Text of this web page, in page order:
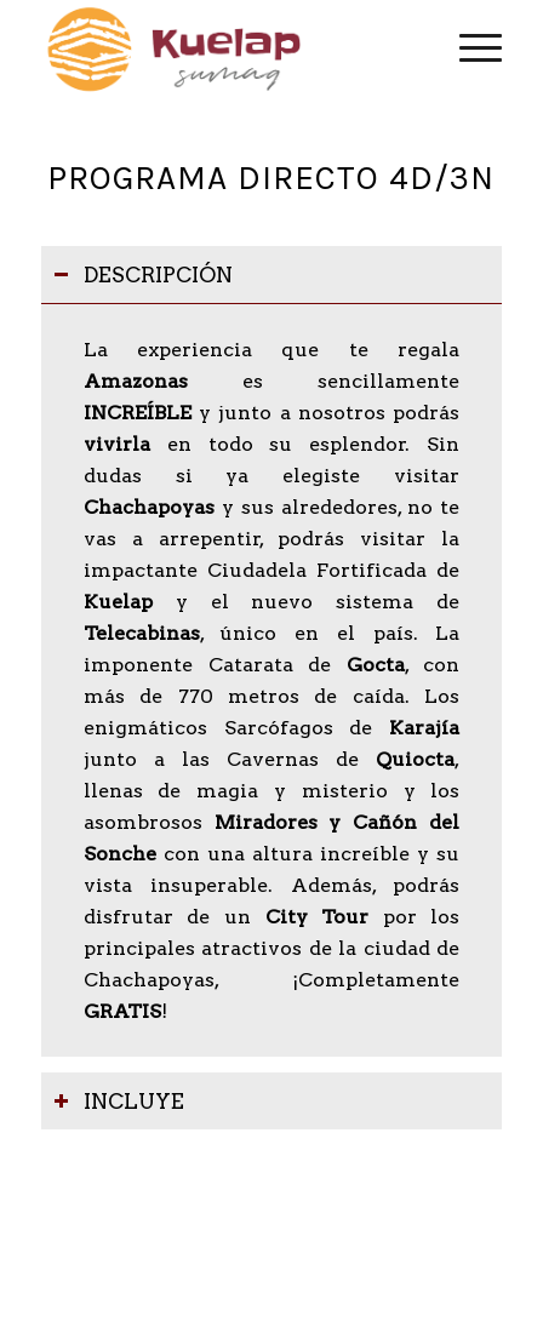
PROGRAMA DIRECTO 4D/3N
DESCRIPCIÓN
La experiencia que te regala
Amazonases sencillamente
INCREÍBLEy junto a nosotros podrás
vivirlaen todo su esplendor. Sin
dudas si ya elegiste visitar
Chachapoyasy sus alrededores, no te
vas a arrepentir, podrás visitar la
impactante Ciudadela Fortificada de
Kuelapy el nuevo sistema de
Telecabinas, único en el país. La
imponente Catarata de Gocta, con
más de 770 metros de caída. Los
enigmáticos Sarcófagos de Karajía
junto a las Cavernas de Quiocta,
llenas de magia y misterio y los
asombrosos Miradores y Cañón del
Sonchecon una altura increíble y su
vista insuperable. Además, podrás
disfrutar de un City Tour por los
principales atractivos de la ciudad de
Chachapoyas, ¡Completamente
GRATIS!
INCLUYE